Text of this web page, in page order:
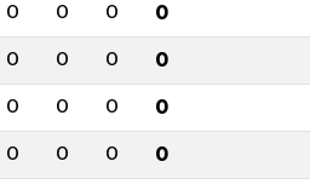
0 0 0 0
0 0 0 0
0 0 0 0
0 0 0 0